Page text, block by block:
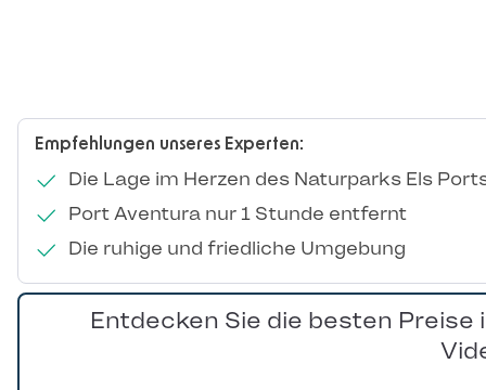
Empfehlungen unseres Experten:
Die Lage im Herzen des Naturparks Els
Port Aventura nur 1 Stunde entfernt
Die ruhige und friedliche Umgebung
Entdecken Sie die besten Preise